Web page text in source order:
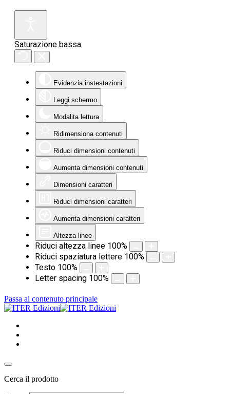
Saturazione bassa
Evidenzia instestazioni
Leggi schermo
Modalita lettura
Ridimensiona contenuti
Riduci dimensioni contenuti
Aumenta dimensioni contenuti
Dimensioni caratteri
Riduci dimensioni caratteri
Aumenta dimensioni caratteri
Altezza linee
Riduci altezza linee 100%
Riduci spaziatura lettere 100%
Testo 100%
Letter spacing 100%
Passa al contenuto principale
Cerca il prodotto